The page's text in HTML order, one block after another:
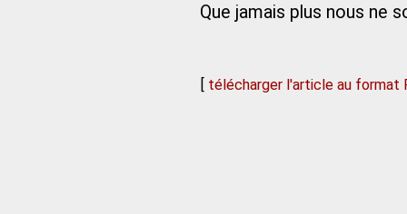
Que jamais plus nous ne
[ télécharger l'article au format